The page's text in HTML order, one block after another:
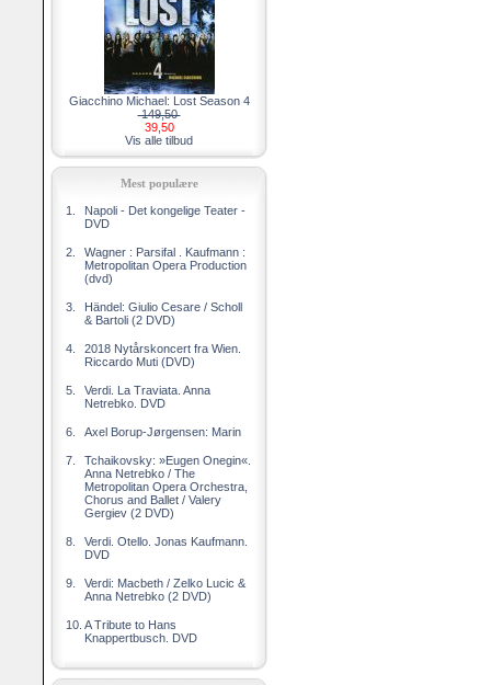
Giacchino Michael: Lost Season 4
149,50
39,50
Vis alle tilbud
Mest populære
1.
Napoli - Det kongelige Teater -
DVD
2.
Wagner : Parsifal . Kaufmann :
Metropolitan Opera Production
(dvd)
3.
Händel: Giulio Cesare / Scholl
& Bartoli (2 DVD)
4.
2018 Nytårskoncert fra Wien.
Riccardo Muti (DVD)
5.
Verdi. La Traviata. Anna
Netrebko. DVD
6. Axel Borup-Jørgensen: Marin
7.
Tchaikovsky: »Eugen Onegin«.
Anna Netrebko / The
Metropolitan Opera Orchestra,
Chorus and Ballet / Valery
Gergiev (2 DVD)
8.
Verdi. Otello. Jonas Kaufmann.
DVD
9.
Verdi: Macbeth / Zelko Lucic &
Anna Netrebko (2 DVD)
10. A Tribute to Hans
Knappertbusch. DVD